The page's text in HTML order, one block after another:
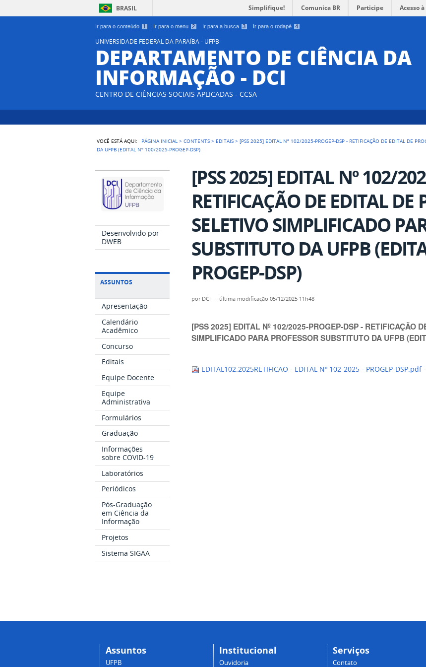
Ir para o conteúdo 1 Ir para o menu 2 Ir para a busca 3 Ir para o rodapé 4
BRASIL Simplifique! Comunica BR Participe Acesso
UNIVERSIDADE FEDERAL DA PARAÍBA - UFPB
DEPARTAMENTO DE CIÊNCIA DA
INFORMAÇÃO - DCI
CENTRO DE CIÊNCIAS SOCIAIS APLICADAS - CCSA
VOCÊ ESTÁ AQUI: PÁGINA INICIAL >CONTENTS > EDITAIS >[PSS 2025] EDITAL Nº 102/2025-PROGEP-DSP - RETIFICAÇÃO DE EDITAL DE
DA UFPB (EDITAL Nº 100/2025-PROGEP-DSP)
Desenvolvido por
DWEB
ASSUNTOS
Apresentação
Calendário
Acadêmico
Concurso
Editais
Equipe Docente
Equipe
Administrativa
Formulários
Graduação
Informações
sobre COVID-19
Laboratórios
Periódicos
Pós-Graduação
em Ciência da
Informação
Projetos
Sistema SIGAA
[PSS 2025] EDITAL Nº 102/
RETIFICAÇÃO DE EDITAL DE
SELETIVO SIMPLIFICADO
SUBSTITUTO DA UFPB
PROGEP-DSP)
por DCI — última modificação 05/12/2025 11h48
[PSS 2025] EDITAL Nº 102/2025-PROGEP-DSP - RETIFICAÇÃO
SIMPLIFICADO PARA PROFESSOR SUBSTITUTO DA UFPB
EDITAL102.2025RETIFICAO - EDITAL Nº 102-2025 - PROGEP-DSP.pdf
Assuntos
UFPB
Institucional
Ouvidoria
Serviços
Contato